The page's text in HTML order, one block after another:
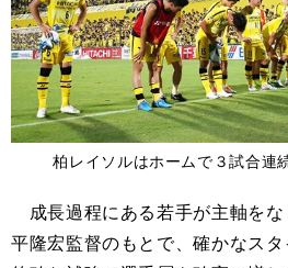
柏レイソルはホームで３試合連
成長過程にある若手が主軸を
平隆宏監督のもとで、確かなスタ